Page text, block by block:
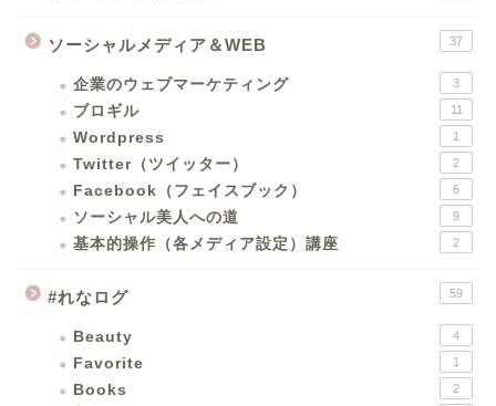
ソーシャルメディア＆WEB 37
企業のウェブマーケティング 3
ブロギル 11
Wordpress 1
Twitter（ツイッター） 2
Facebook（フェイスブック） 6
ソーシャル美人への道 9
基本的操作（各メディア設定）講座 2
#れなログ 59
Beauty 4
Favorite 1
Books 2